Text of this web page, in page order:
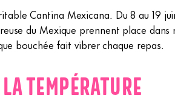
Cantina Mexicana. Du 8 au 19
du Mexique prennent place dans
bouchée fait vibrer chaque repas.
TEMPÉRATURE